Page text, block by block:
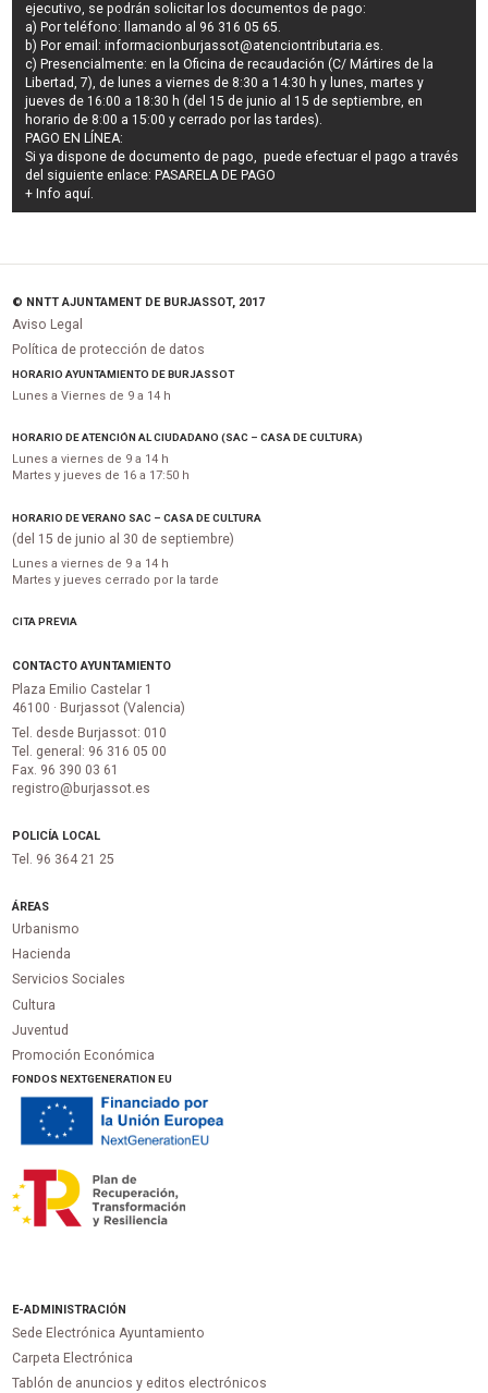
ejecutivo, se podrán solicitar los documentos de pago:
a) Por teléfono: llamando al 96 316 05 65.
b) Por email:informacionburjassot@atenciontributaria.es.
c) Presencialmente: en la Oficina de recaudación (C/ Mártires de la
Libertad, 7), de lunes a viernes de 8:30 a 14:30 h y lunes, martes y
jueves de 16:00 a 18:30 h (del 15 de junio al 15 de septiembre, en
horario de 8:00 a 15:00 y cerrado por las tardes).
PAGO EN LÍNEA:
Si ya dispone de documento de pago, puede efectuar el pago a través
del siguiente enlace: PASARELA DE PAGO
+ Info aquí.
© NNTT AJUNTAMENT DE BURJASSOT, 2017
Aviso Legal
Política de protección de datos
HORARIO AYUNTAMIENTO DE BURJASSOT
Lunes a Viernes de 9 a 14 h
HORARIO DE ATENCIÓN AL CIUDADANO (SAC – CASA DE CULTURA)
Lunes a viernes de 9 a 14 h
Martes y jueves de 16 a 17:50 h
HORARIO DE VERANO SAC – CASA DE CULTURA
(del 15 de junio al 30 de septiembre)
Lunes a viernes de 9 a 14 h
Martes y jueves cerrado por la tarde
CITA PREVIA
CONTACTO AYUNTAMIENTO
Plaza Emilio Castelar 1
46100 · Burjassot (Valencia)
Tel. desde Burjassot: 010
Tel. general: 96 316 05 00
Fax. 96 390 03 61
registro@burjassot.es
POLICÍA LOCAL
Tel. 96 364 21 25
ÁREAS
Urbanismo
Hacienda
Servicios Sociales
Cultura
Juventud
Promoción Económica
FONDOS NEXTGENERATION EU
E-ADMINISTRACIÓN
Sede Electrónica Ayuntamiento
Carpeta Electrónica
Tablón de anuncios y editos electrónicos